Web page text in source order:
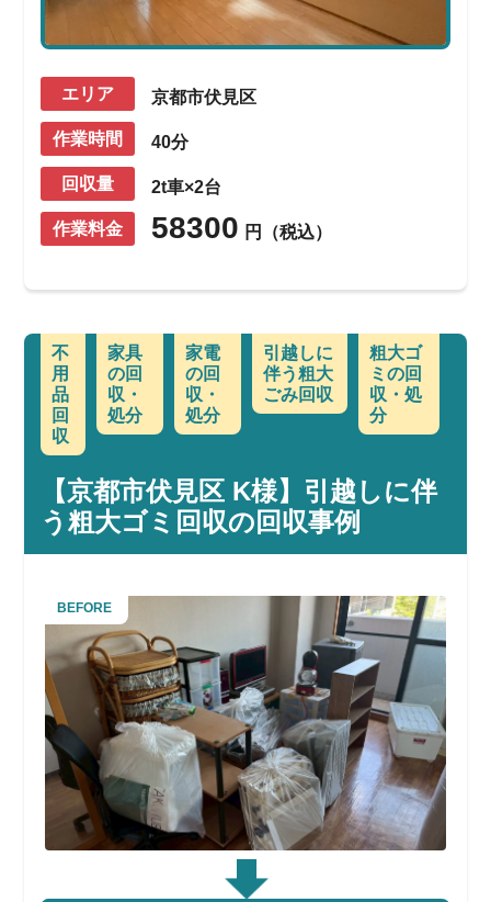
エリア 京都市伏見区
作業時間 40分
回収量 2t車×2台
作業料金 58300 円（税込）
不
用
品
回
収
家具
の回
収・
処分
家電
の回
収・
処分
引越しに
伴う粗大
ごみ回収
粗大ゴ
ミの回
収・処
分
【京都市伏見区 K様】引越しに伴
う粗大ゴミ回収の回収事例
BEFORE